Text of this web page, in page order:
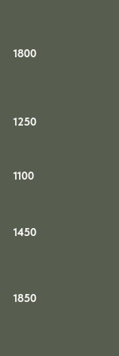
1800
1250
1100
1450
1850